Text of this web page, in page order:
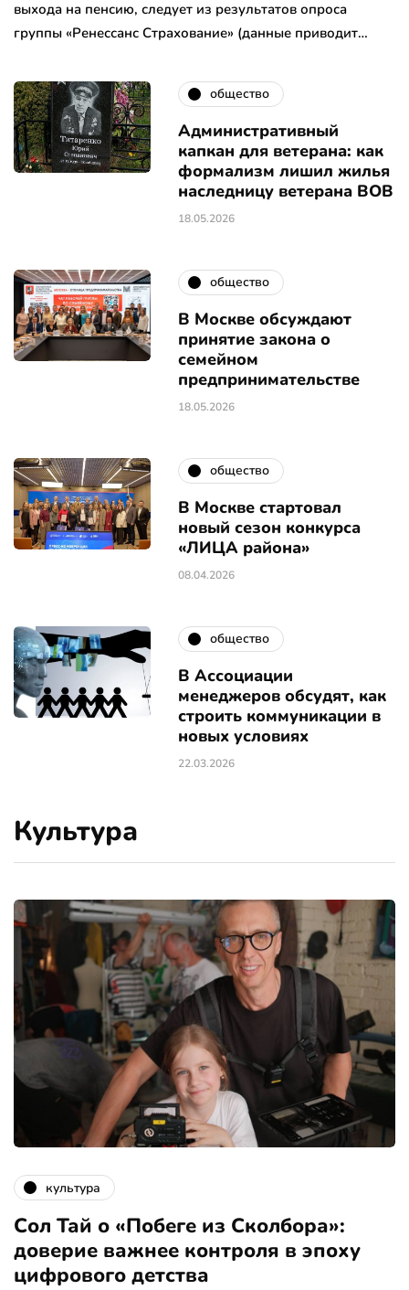
выхода на пенсию, следует из результатов опроса
группы «Ренессанс Страхование» (данные приводит…
общество
Административный
капкан для ветерана: как
формализм лишил жилья
наследницу ветерана ВОВ
18.05.2026
общество
В Москве обсуждают
принятие закона о
семейном
предпринимательстве
18.05.2026
общество
В Москве стартовал
новый сезон конкурса
«ЛИЦА района»
08.04.2026
общество
В Ассоциации
менеджеров обсудят, как
строить коммуникации в
новых условиях
22.03.2026
Культура
культура
Сол Тай о «Побеге из Сколбора»:
доверие важнее контроля в эпоху
цифрового детства